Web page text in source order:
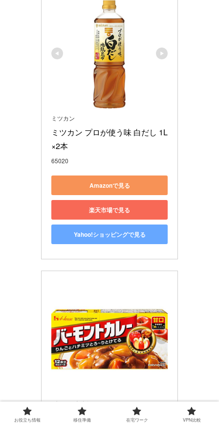
ミツカン
ミツカン プロが使う味 白だし 1L
×2本
65020
Amazonで見る
楽天市場で見る
Yahoo!ショッピングで見る
バーモントカレー
ハウス バーモントカレー 甘口 23
お役立ち情報 移住準備 在宅ワーク VPN比較